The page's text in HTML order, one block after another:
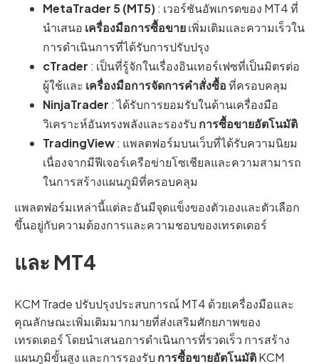
MetaTrader 5 (MT5): เวอร์ชันอัพเกรดของ MT4 ที่
นำเสนอ เครื่องมือการซื้อขายเพิ่มเติมและความเร็วใน
การดำเนินการที่ได้รับการปรับปรุง
cTrader : เป็นที่รู้จักในเรื่องอินเทอร์เฟซที่เป็นมิตรต่อ
ผู้ใช้และ เครื่องมือการจัดการคำสั่งซื้อที่ครอบคลุม
NinjaTrader : ได้รับการยอมรับในด้านเครื่องมือ
วิเคราะห์อันทรงพลังและรองรับ การซื้อขายอัตโนมัติ
TradingView: แพลตฟอร์มบนเว็บที่ได้รับความนิยม
เนื่องจากมีฟีเจอร์เครือข่ายโซเชียลและความสามารถ
ในการสร้างแผนภูมิที่ครอบคลุม
แพลตฟอร์มเหล่านี้แต่ละอันมีจุดแข็งของตัวเองและตัวเลือก
ขึ้นอยู่กับความต้องการและความชอบของเทรดเดอร์
และ MT4
KCM Trade ปรับปรุงประสบการณ์ MT4 ด้วยเครื่องมือและ
คุณลักษณะเพิ่มเติมมากมายที่ส่งเสริมศักยภาพของ
เทรดเดอร์ โดยนำเสนอการดำเนินการที่รวดเร็ว การสร้าง
แผนภูมิขั้นสูง และการรองรับ การซื้อขายอัตโนมัติKCM